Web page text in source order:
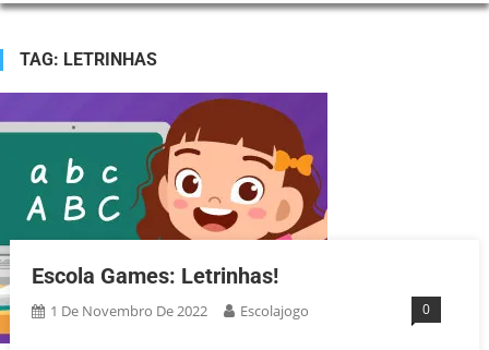
TAG: LETRINHAS
Escola Games: Letrinhas!
1 De Novembro De 2022 Escolajogo 0